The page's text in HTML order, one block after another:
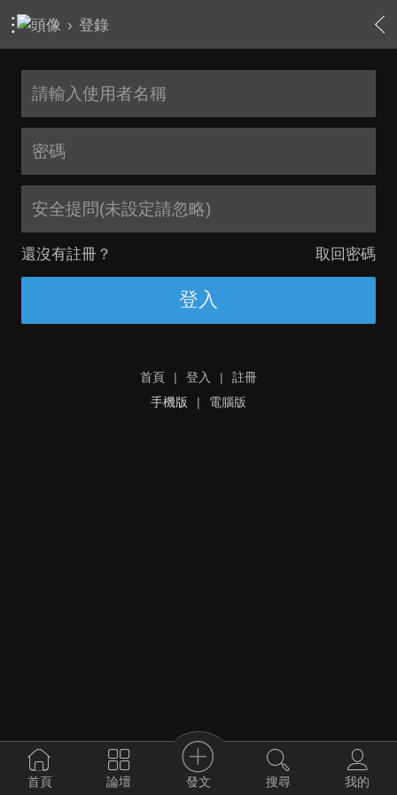
› 登錄
安全提問(未設定請忽略)
還沒有註冊？ 取回密碼
登入
首頁 | 登入 |
註冊
手機版
| 電腦版
首頁 論壇 發文 搜尋 我的